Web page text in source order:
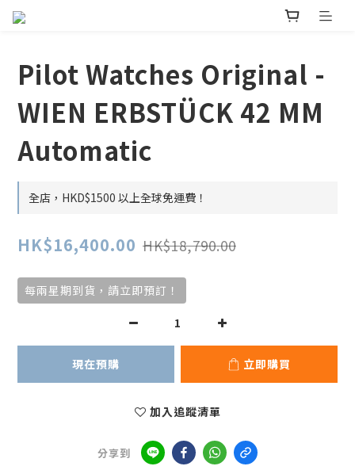
Pilot Watches Original -
WIEN ERBSTÜCK 42 MM
Automatic
全店，HKD$1500 以上全球免運費！
HK$16,400.00 HK$18,790.00
每兩星期到貨，請立即預訂！
現在預購 立即購買
加入追蹤清單
分享到